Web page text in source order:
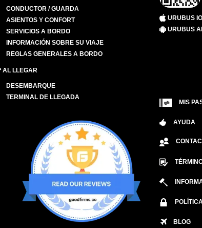
CONDUCTOR / GUARDA
ASIENTOS Y CONFORT
SERVICIOS A BORDO
INFORMACIÓN SOBRE SU VIAJE
REGLAS GENERALES A BORDO
AL LLEGAR
DESEMBARQUE
TERMINAL DE LLEGADA
URUBUS
URUBUS
MIS
AYUDA
BLOG